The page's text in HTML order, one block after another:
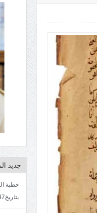
جديد
بتاريخ4/3/1447. سماحة الشيخ مصطفى المرهون